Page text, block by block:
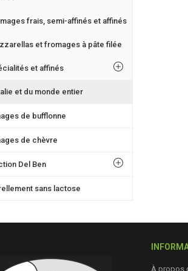
frais, semi-affinés et affinés
et fromages à pâte filée
et affinés
et du monde entier
de bufflonne
de chèvre
Del Ben
sans lactose
À propos